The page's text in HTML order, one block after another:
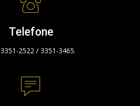
Telefone
2522 / 3351-3465.